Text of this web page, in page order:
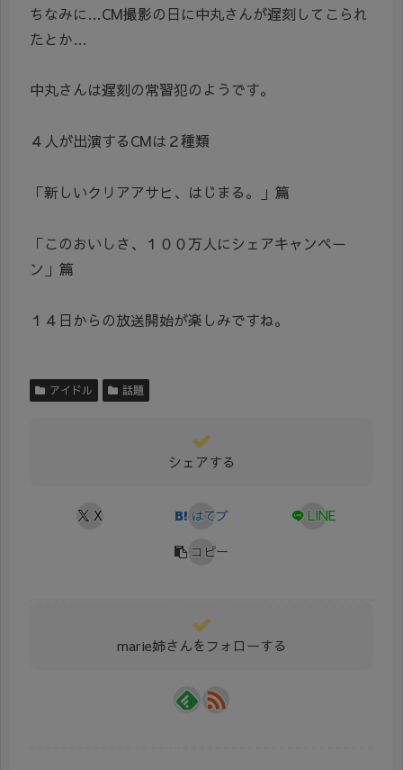
ちなみに…CM撮影の日に中丸さんが遅刻してこられ
たとか…
中丸さんは遅刻の常習犯のようです。
４人が出演するCMは２種類
「新しいクリアアサヒ、はじまる。」篇
「このおいしさ、１００万人にシェアキャンペー
ン」篇
１４日からの放送開始が楽しみですね。
アイドル 話題
シェアする
X はてブ
LINE
コピー
marie姉さんをフォローする